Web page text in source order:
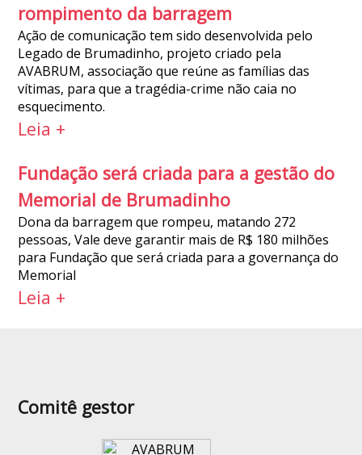
rompimento da barragem
Ação de comunicação tem sido desenvolvida pelo
Legado de Brumadinho, projeto criado pela
AVABRUM, associação que reúne as famílias das
vítimas, para que a tragédia-crime não caia no
esquecimento.
Leia +
Fundação será criada para a gestão do
Memorial de Brumadinho
Dona da barragem que rompeu, matando 272
pessoas, Vale deve garantir mais de R$ 180 milhões
para Fundação que será criada para a governança do
Memorial
Leia +
Comitê gestor